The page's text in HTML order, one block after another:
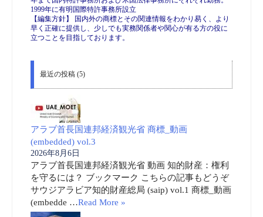
1999年に有明国際特許事務所設立
【編集方針】 国内外の商標とその関連情報をわかり易く、より
早く正確に提供し、少しでも実務関係者や関心が有る方の役に
立つことを目指しております。
最近の投稿 (5)
アラブ首長国連邦経済観光省 商標_動画
(embedded) vol.3
2026年8月6日
アラブ首長国連邦経済観光省 動画 知的財産：権利
を守るには？ ブックマーク こちらの記事もどうぞ
サウジアラビア知的財産総局 (saip) vol.1 商標_動画
(embedde …Read More »